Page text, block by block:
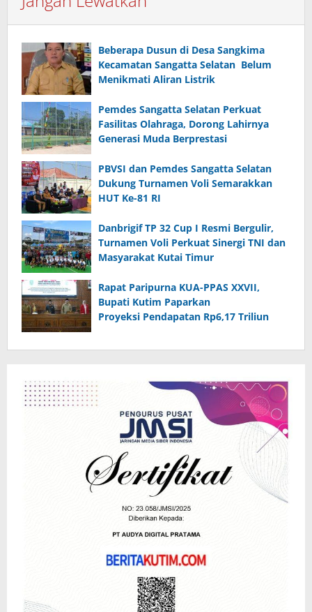
Beberapa Dusun di Desa Sangkima
Kecamatan Sangatta Selatan Belum
Menikmati Aliran Listrik
Pemdes Sangatta Selatan Perkuat
Fasilitas Olahraga, Dorong Lahirnya
Generasi Muda Berprestasi
PBVSI dan Pemdes Sangatta Selatan
Dukung Turnamen Voli Semarakkan
HUT Ke-81 RI
Danbrigif TP 32 Cup I Resmi Bergulir,
Turnamen Voli Perkuat Sinergi TNI dan
Masyarakat Kutai Timur
Rapat Paripurna KUA-PPAS XXVII,
Bupati Kutim Paparkan
Proyeksi Pendapatan Rp6,17 Triliun